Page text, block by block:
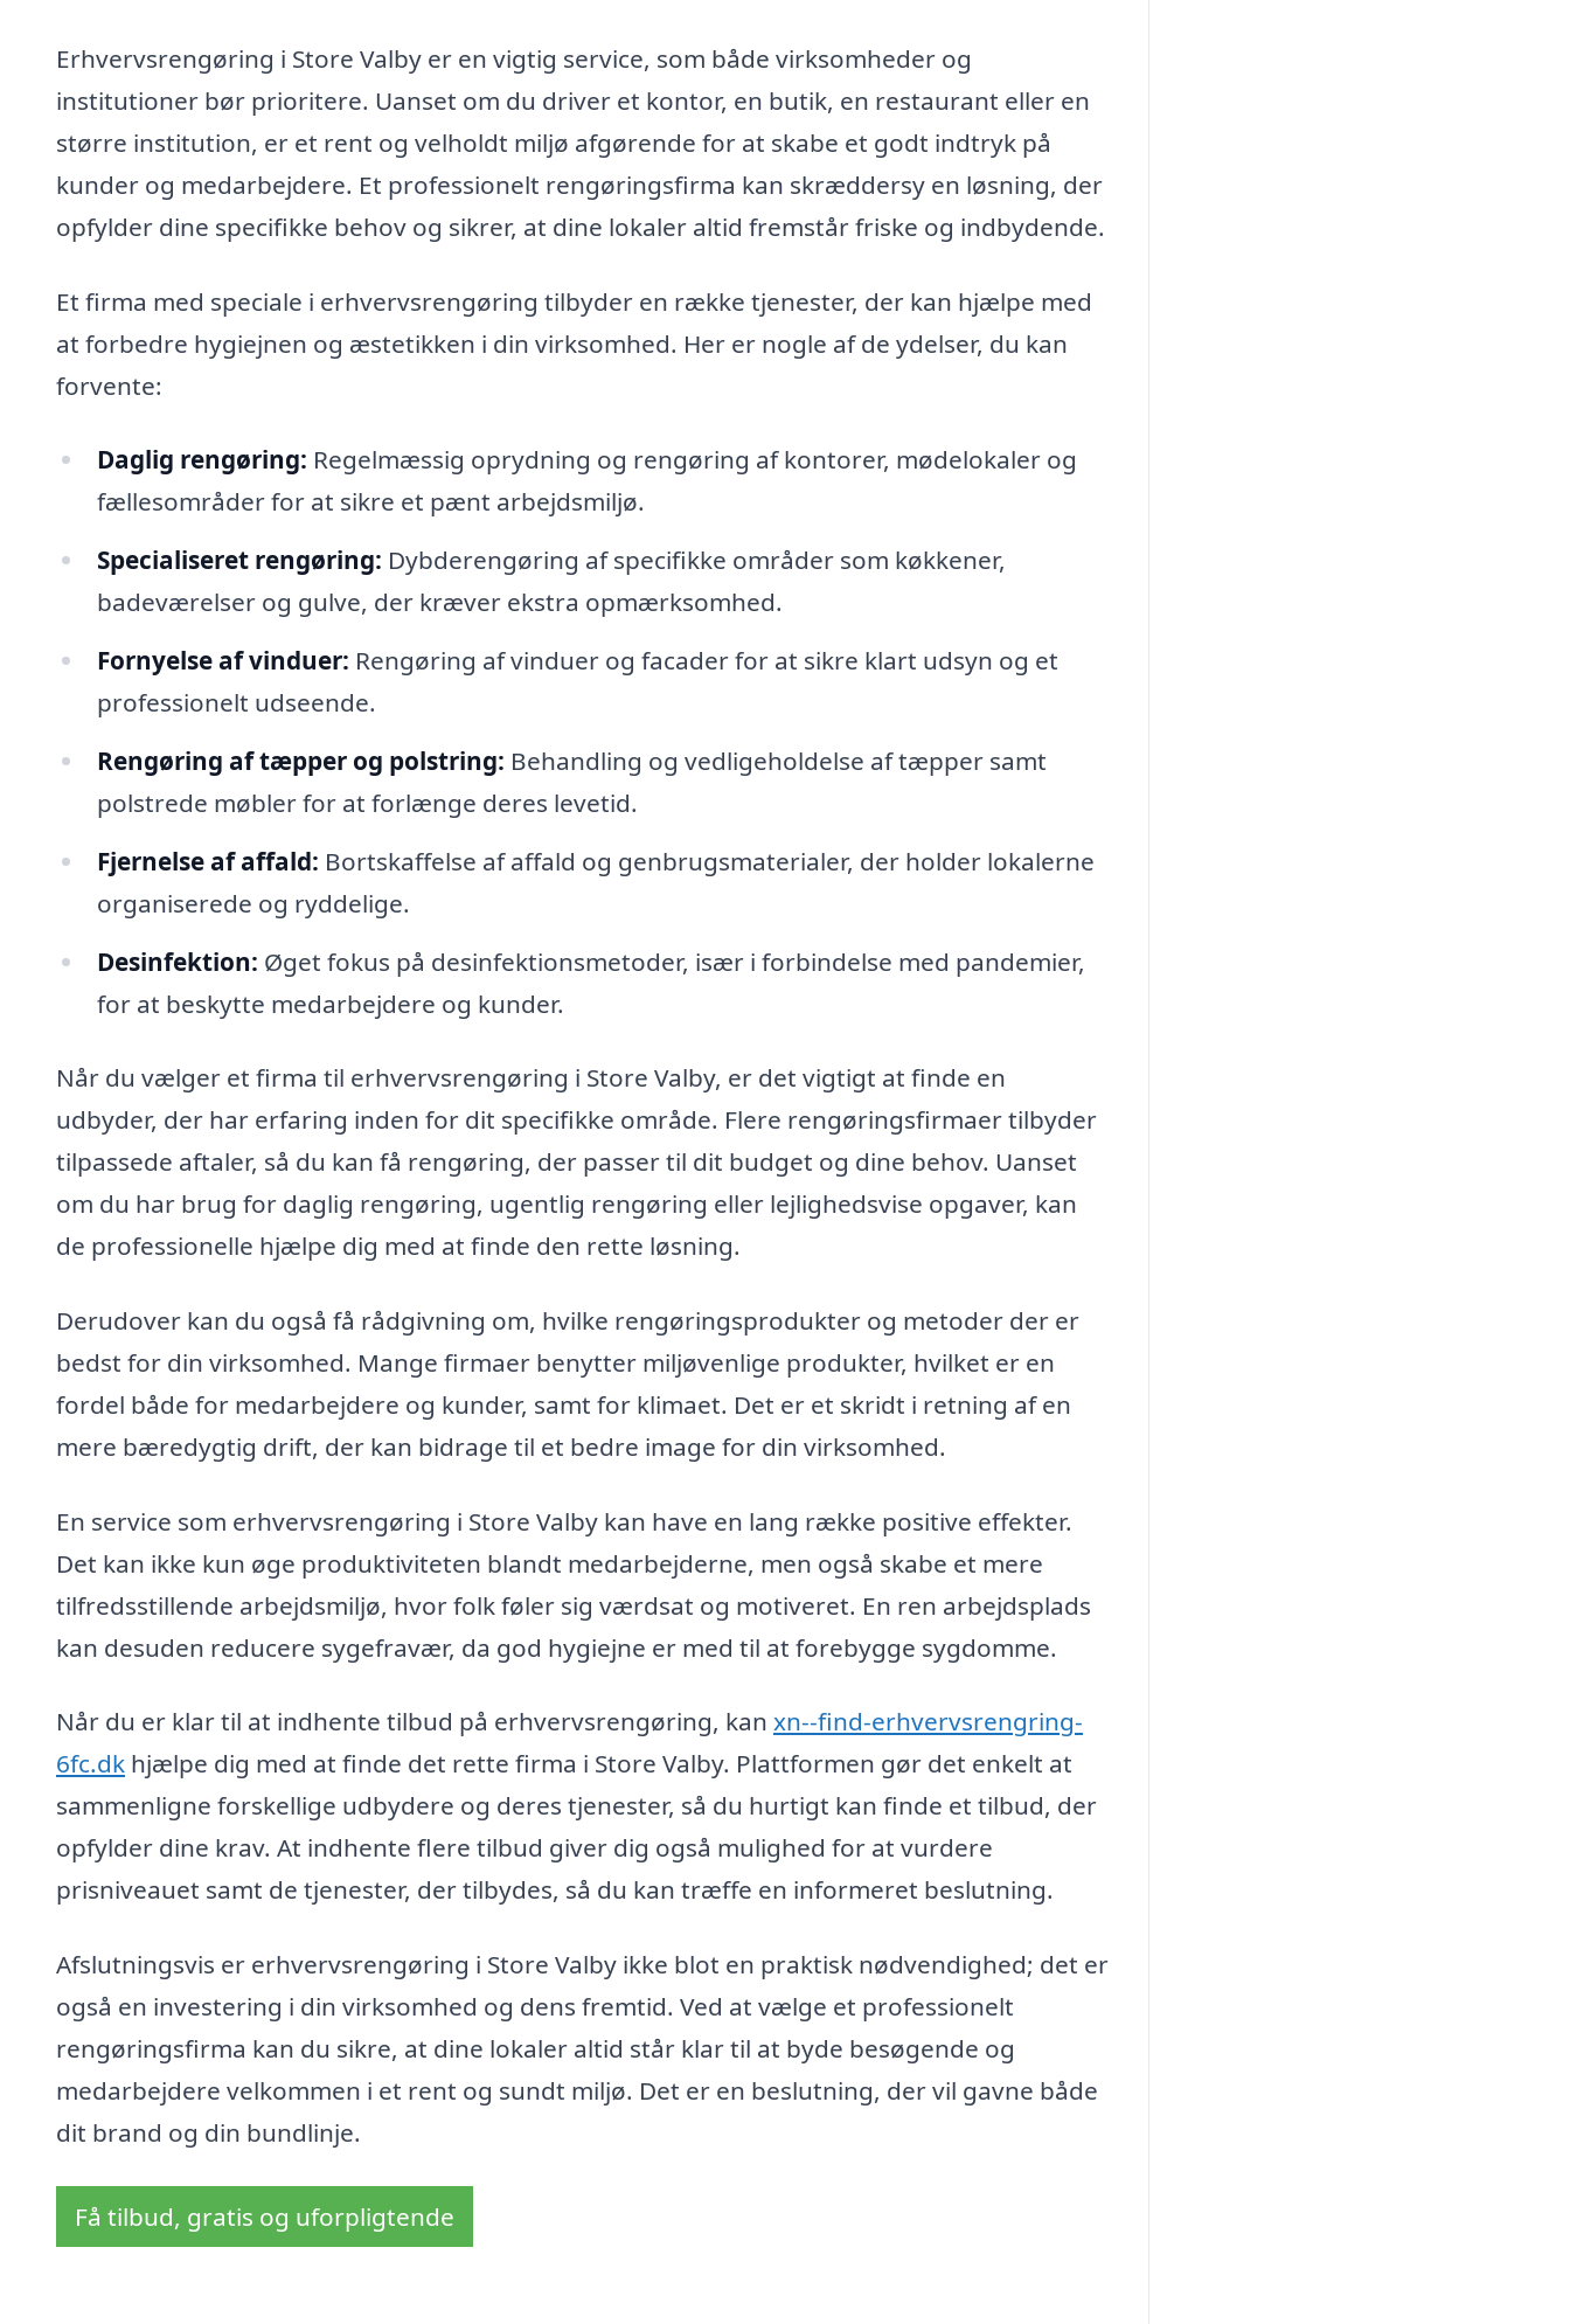
Erhvervsrengøring i Store Valby er en vigtig service, som både virksomheder og
institutioner bør prioritere. Uanset om du driver et kontor, en butik, en restaurant eller en
større institution, er et rent og velholdt miljø afgørende for at skabe et godt indtryk på
kunder og medarbejdere. Et professionelt rengøringsfirma kan skræddersy en løsning, der
opfylder dine specifikke behov og sikrer, at dine lokaler altid fremstår friske og indbydende.
Et firma med speciale i erhvervsrengøring tilbyder en række tjenester, der kan hjælpe med
at forbedre hygiejnen og æstetikken i din virksomhed. Her er nogle af de ydelser, du kan
forvente:
Daglig rengøring: Regelmæssig oprydning og rengøring af kontorer, mødelokaler og
fællesområder for at sikre et pænt arbejdsmiljø.
Specialiseret rengøring: Dybderengøring af specifikke områder som køkkener,
badeværelser og gulve, der kræver ekstra opmærksomhed.
Fornyelse af vinduer: Rengøring af vinduer og facader for at sikre klart udsyn og et
professionelt udseende.
Rengøring af tæpper og polstring: Behandling og vedligeholdelse af tæpper samt
polstrede møbler for at forlænge deres levetid.
Fjernelse af affald: Bortskaffelse af affald og genbrugsmaterialer, der holder lokalerne
organiserede og ryddelige.
Desinfektion: Øget fokus på desinfektionsmetoder, især i forbindelse med pandemier,
for at beskytte medarbejdere og kunder.
Når du vælger et firma til erhvervsrengøring i Store Valby, er det vigtigt at finde en
udbyder, der har erfaring inden for dit specifikke område. Flere rengøringsfirmaer tilbyder
tilpassede aftaler, så du kan få rengøring, der passer til dit budget og dine behov. Uanset
om du har brug for daglig rengøring, ugentlig rengøring eller lejlighedsvise opgaver, kan
de professionelle hjælpe dig med at finde den rette løsning.
Derudover kan du også få rådgivning om, hvilke rengøringsprodukter og metoder der er
bedst for din virksomhed. Mange firmaer benytter miljøvenlige produkter, hvilket er en
fordel både for medarbejdere og kunder, samt for klimaet. Det er et skridt i retning af en
mere bæredygtig drift, der kan bidrage til et bedre image for din virksomhed.
En service som erhvervsrengøring i Store Valby kan have en lang række positive effekter.
Det kan ikke kun øge produktiviteten blandt medarbejderne, men også skabe et mere
tilfredsstillende arbejdsmiljø, hvor folk føler sig værdsat og motiveret. En ren arbejdsplads
kan desuden reducere sygefravær, da god hygiejne er med til at forebygge sygdomme.
Når du er klar til at indhente tilbud på erhvervsrengøring, kan xn--find-erhvervsrengring-
6fc.dk hjælpe dig med at finde det rette firma i Store Valby. Plattformen gør det enkelt at
sammenligne forskellige udbydere og deres tjenester, så du hurtigt kan finde et tilbud, der
opfylder dine krav. At indhente flere tilbud giver dig også mulighed for at vurdere
prisniveauet samt de tjenester, der tilbydes, så du kan træffe en informeret beslutning.
Afslutningsvis er erhvervsrengøring i Store Valby ikke blot en praktisk nødvendighed; det er
også en investering i din virksomhed og dens fremtid. Ved at vælge et professionelt
rengøringsfirma kan du sikre, at dine lokaler altid står klar til at byde besøgende og
medarbejdere velkommen i et rent og sundt miljø. Det er en beslutning, der vil gavne både
dit brand og din bundlinje.
Få tilbud, gratis og uforpligtende